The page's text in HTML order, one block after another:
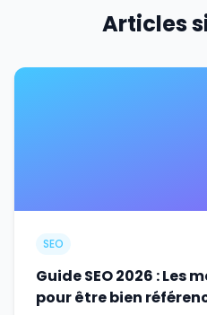
Articles
SEO
Guide SEO 2026 : Les
pour être bien